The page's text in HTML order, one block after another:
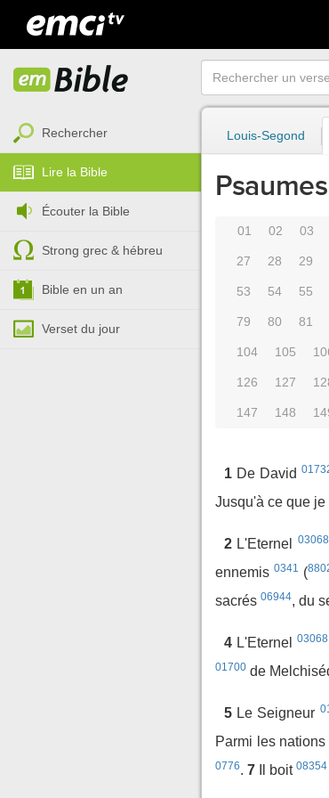
Rechercher
Lire la Bible
Écouter la Bible
Strong grec & hébreu
Bible en un an
Verset du jour
Louis-Segond
Psaumes
01 02 03
27 28 29
53 54 55
79 80 81
104 105
126 127
147 148
1 De David
Jusqu'à ce que je
2 L'Eternel 03068
ennemis0341 (
sacrés 06944, du
4 L'Eternel 03068
01700 de
5 Le Seigneur
Parmi les nations
0776. 7 Il boit 08354